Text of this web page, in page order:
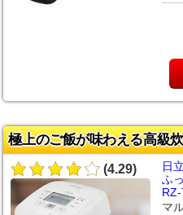
極上のご飯が味わえる高級
(4.29)
日
ふ
マ